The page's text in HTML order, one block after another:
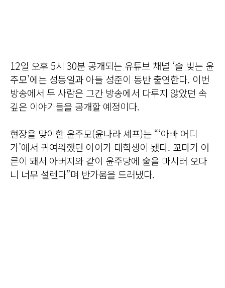
12일 오후 5시 30분 공개되는 유튜브 채널 ‘술 빚는 윤
주모’에는 성동일과 아들 성준이 동반 출연한다. 이번
방송에서 두 사람은 그간 방송에서 다루지 않았던 속
깊은 이야기들을 공개할 예정이다.
현장을 맞이한 윤주모(윤나라 셰프)는 “‘아빠 어디
가’에서 귀여워했던 아이가 대학생이 됐다. 꼬마가 어
른이 돼서 아버지와 같이 윤주당에 술을 마시러 오다
니 너무 설렌다”며 반가움을 드러냈다.